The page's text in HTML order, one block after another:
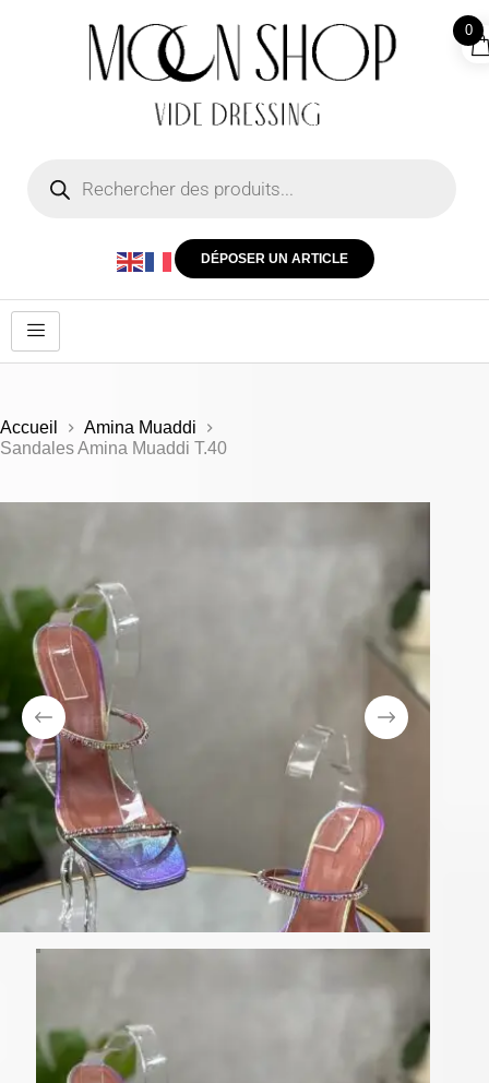
DÉPOSER UN ARTICLE
Accueil
Amina Muaddi
Sandales Amina Muaddi T.40
0